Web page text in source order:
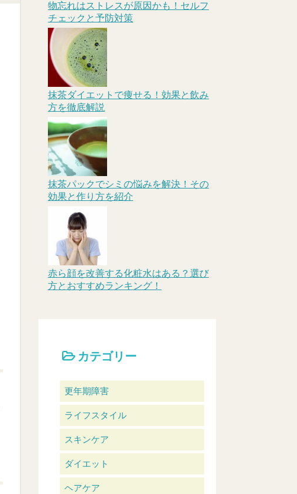
物忘れはストレスが原因かも！セルフ
チェックと予防対策
抹茶ダイエットで痩せる！効果と飲み
方を徹底解説
抹茶パックでシミの悩みを解決！その
効果と作り方を紹介
赤ら顔を改善する化粧水はある？選び
方とおすすめランキング！
カテゴリー
更年期障害
ライフスタイル
スキンケア
ダイエット
ヘアケア